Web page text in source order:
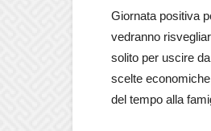
Giornata positiva
vedranno
solito per uscire
scelte
del tempo alla